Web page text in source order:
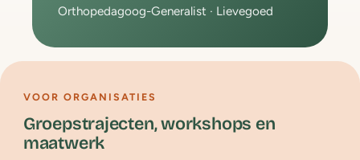
Orthopedagoog-Generalist · Lievegoed
VOOR ORGANISATIES
Groepstrajecten, workshops en
maatwerk